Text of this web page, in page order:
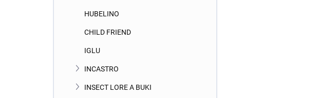
HUBELINO
CHILD FRIEND
IGLU
INCASTRO
INSECT LORE A BUKI